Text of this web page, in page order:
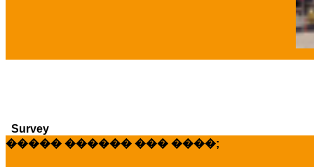
Survey
����� ������ ��� ����;